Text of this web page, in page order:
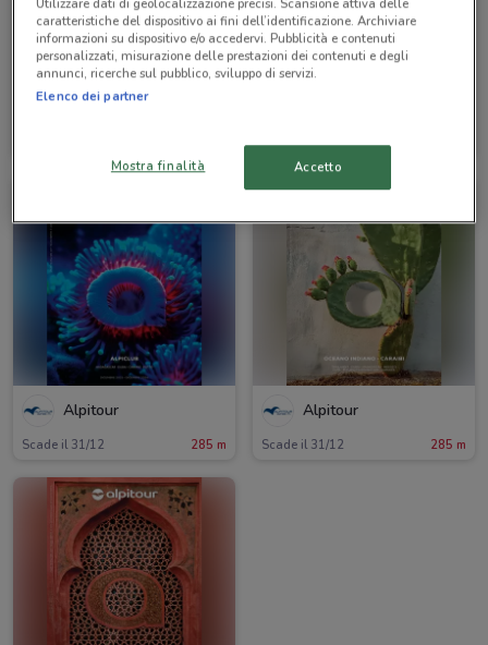
Alpitour
Scade il 31/10
Alpitour
Scade il 31/12 285 m
Alpitour
Scade il 31/12 285 m
Utilizzare dati di geolocalizzazione precisi. Scansione attiva delle
caratteristiche del dispositivo ai fini dell’identificazione. Archiviare
informazioni su dispositivo e/o accedervi. Pubblicità e contenuti
personalizzati, misurazione delle prestazioni dei contenuti e degli
annunci, ricerche sul pubblico, sviluppo di servizi.
Elenco dei partner
Mostra finalità Accetto